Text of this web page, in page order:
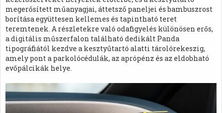
megerősített műanyagjai, áttetsző paneljei és bambuszrost
borítása együttesen kellemes és tapintható teret
teremtenek. A részletekre való odafigyelés különösen erős,
a digitális műszerfalon található dedikált Panda
tipográfiától kezdve a kesztyűtartó alatti tárolórekeszig,
amely pont a parkolócédulák, az aprópénz és az eldobható
evőpálcikák helye.